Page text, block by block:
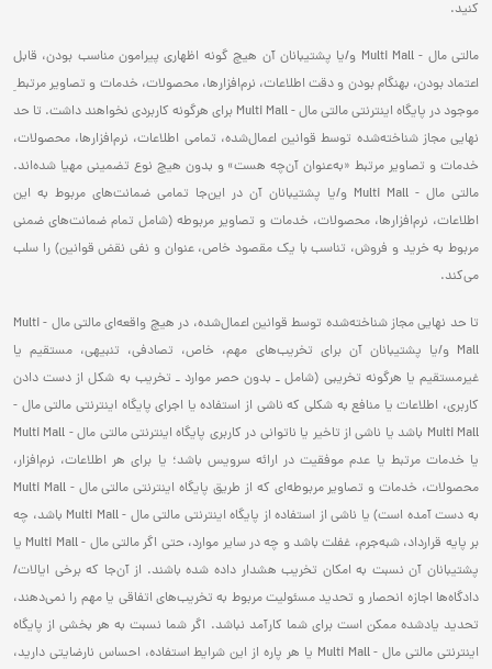
کنید.
مالتی مال - Multi Mall و/یا پشتیبانان آن هیچ گونه اظهاری پیرامون مناسب بودن، قابل
اعتماد بودن، بهنگام بودن و دقت اطلاعات، نرم‌افزارها، محصولات، خدمات و تصاویر مرتبط ِ
موجود در پایگاه اینترنتی مالتی مال - Multi Mall برای هرگونه کاربردی نخواهند داشت. تا حد
نهایی مجاز شناخته‌شده توسط قوانین اعمال‌شده، تمامی اطلاعات، نرم‌افزارها، محصولات،
خدمات و تصاویر مرتبط «به‌عنوان آن‌چه هست» و بدون هیچ نوع تضمینی مهیا شده‌اند.
مالتی مال - Multi Mall و/یا پشتیبانان آن در این‌جا تمامی ضمانت‌های مربوط به این
اطلاعات، نرم‌افزارها، محصولات، خدمات و تصاویر مربوطه (شامل تمام ضمانت‌های ضمنی
مربوط به خرید و فروش، تناسب با یک مقصود خاص، عنوان و نفی نقض قوانین) را سلب
می‌کند.
تا حد نهایی مجاز شناخته‌شده توسط قوانین اعمال‌شده، در هیچ واقعه‌ای مالتی مال - Multi
Mall و/یا پشتیبانان آن برای تخریب‌های مهم، خاص، تصادفی، تنبیهی، مستقیم یا
غیرمستقیم یا هرگونه تخریبی (شامل ـ بدون حصر موارد ـ تخریب به شکل از دست دادن
کاربری، اطلاعات یا منافع به شکلی که ناشی از استفاده یا اجرای پایگاه اینترنتی مالتی مال -
Multi Mall باشد یا ناشی از تاخیر یا ناتوانی در کاربری پایگاه اینترنتی مالتی مال - Multi Mall
یا خدمات مرتبط یا عدم موفقیت در ارائه سرویس باشد؛ یا برای هر اطلاعات، نرم‌افزار،
محصولات، خدمات و تصاویر مربوطه‌ای که از طریق پایگاه‌ اینترنتی مالتی مال - Multi Mall
به دست آمده است) یا ناشی از استفاده از پایگاه اینترنتی مالتی مال - Multi Mall باشد، چه
بر پایه قرارداد، شبه‌جرم، غفلت باشد و چه در سایر موارد، حتی اگر مالتی مال - Multi Mall یا
پشتیبانان آن نسبت به امکان تخریب هشدار داده شده باشند. از آن‌جا که برخی ایالات/
دادگاه‌ها اجازه انحصار و تحدید مسئولیت مربوط به تخریب‌های اتفاقی یا مهم را نمی‌دهند،
تحدید یادشده ممکن است برای شما کارآمد نباشد. اگر شما نسبت به هر بخشی از پایگاه
اینترنتی مالتی مال - Multi Mall یا هر پاره از این شرایط استفاده، احساس نارضایتی دارید،